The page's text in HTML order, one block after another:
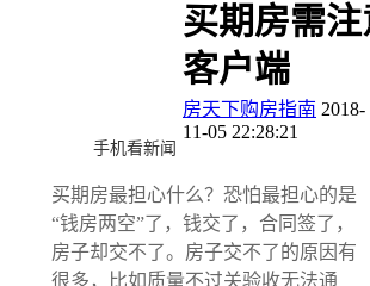
手机看新闻
买期房需
客户端
房天下购房指南 2018-
11-05 22:28:21
买期房最担心什么？恐怕最担心的是
“钱房两空”了，钱交了，合同签了，
房子却交不了。房子交不了的原因有
很多，比如质量不过关验收无法通